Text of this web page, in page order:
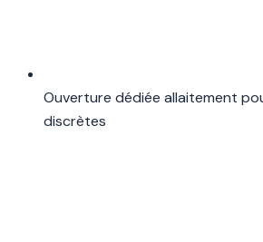
Ouverture dédiée allaitement
discrètes